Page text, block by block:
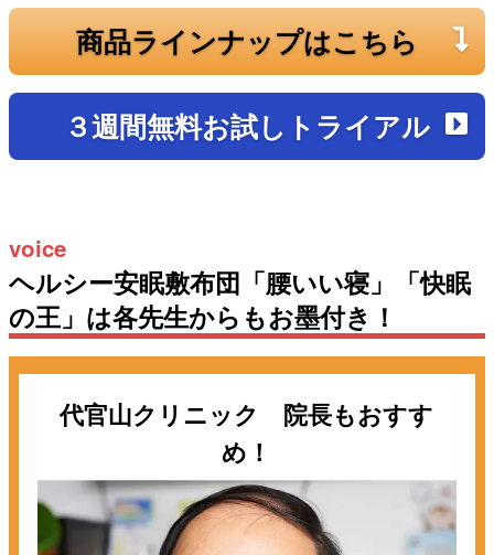
商品ラインナップはこちら
３週間無料お試しトライアル
voice
ヘルシー安眠敷布団「腰いい寝」「快眠
の王」は各先生からもお墨付き！
代官山クリニック 院長もおすす
め！